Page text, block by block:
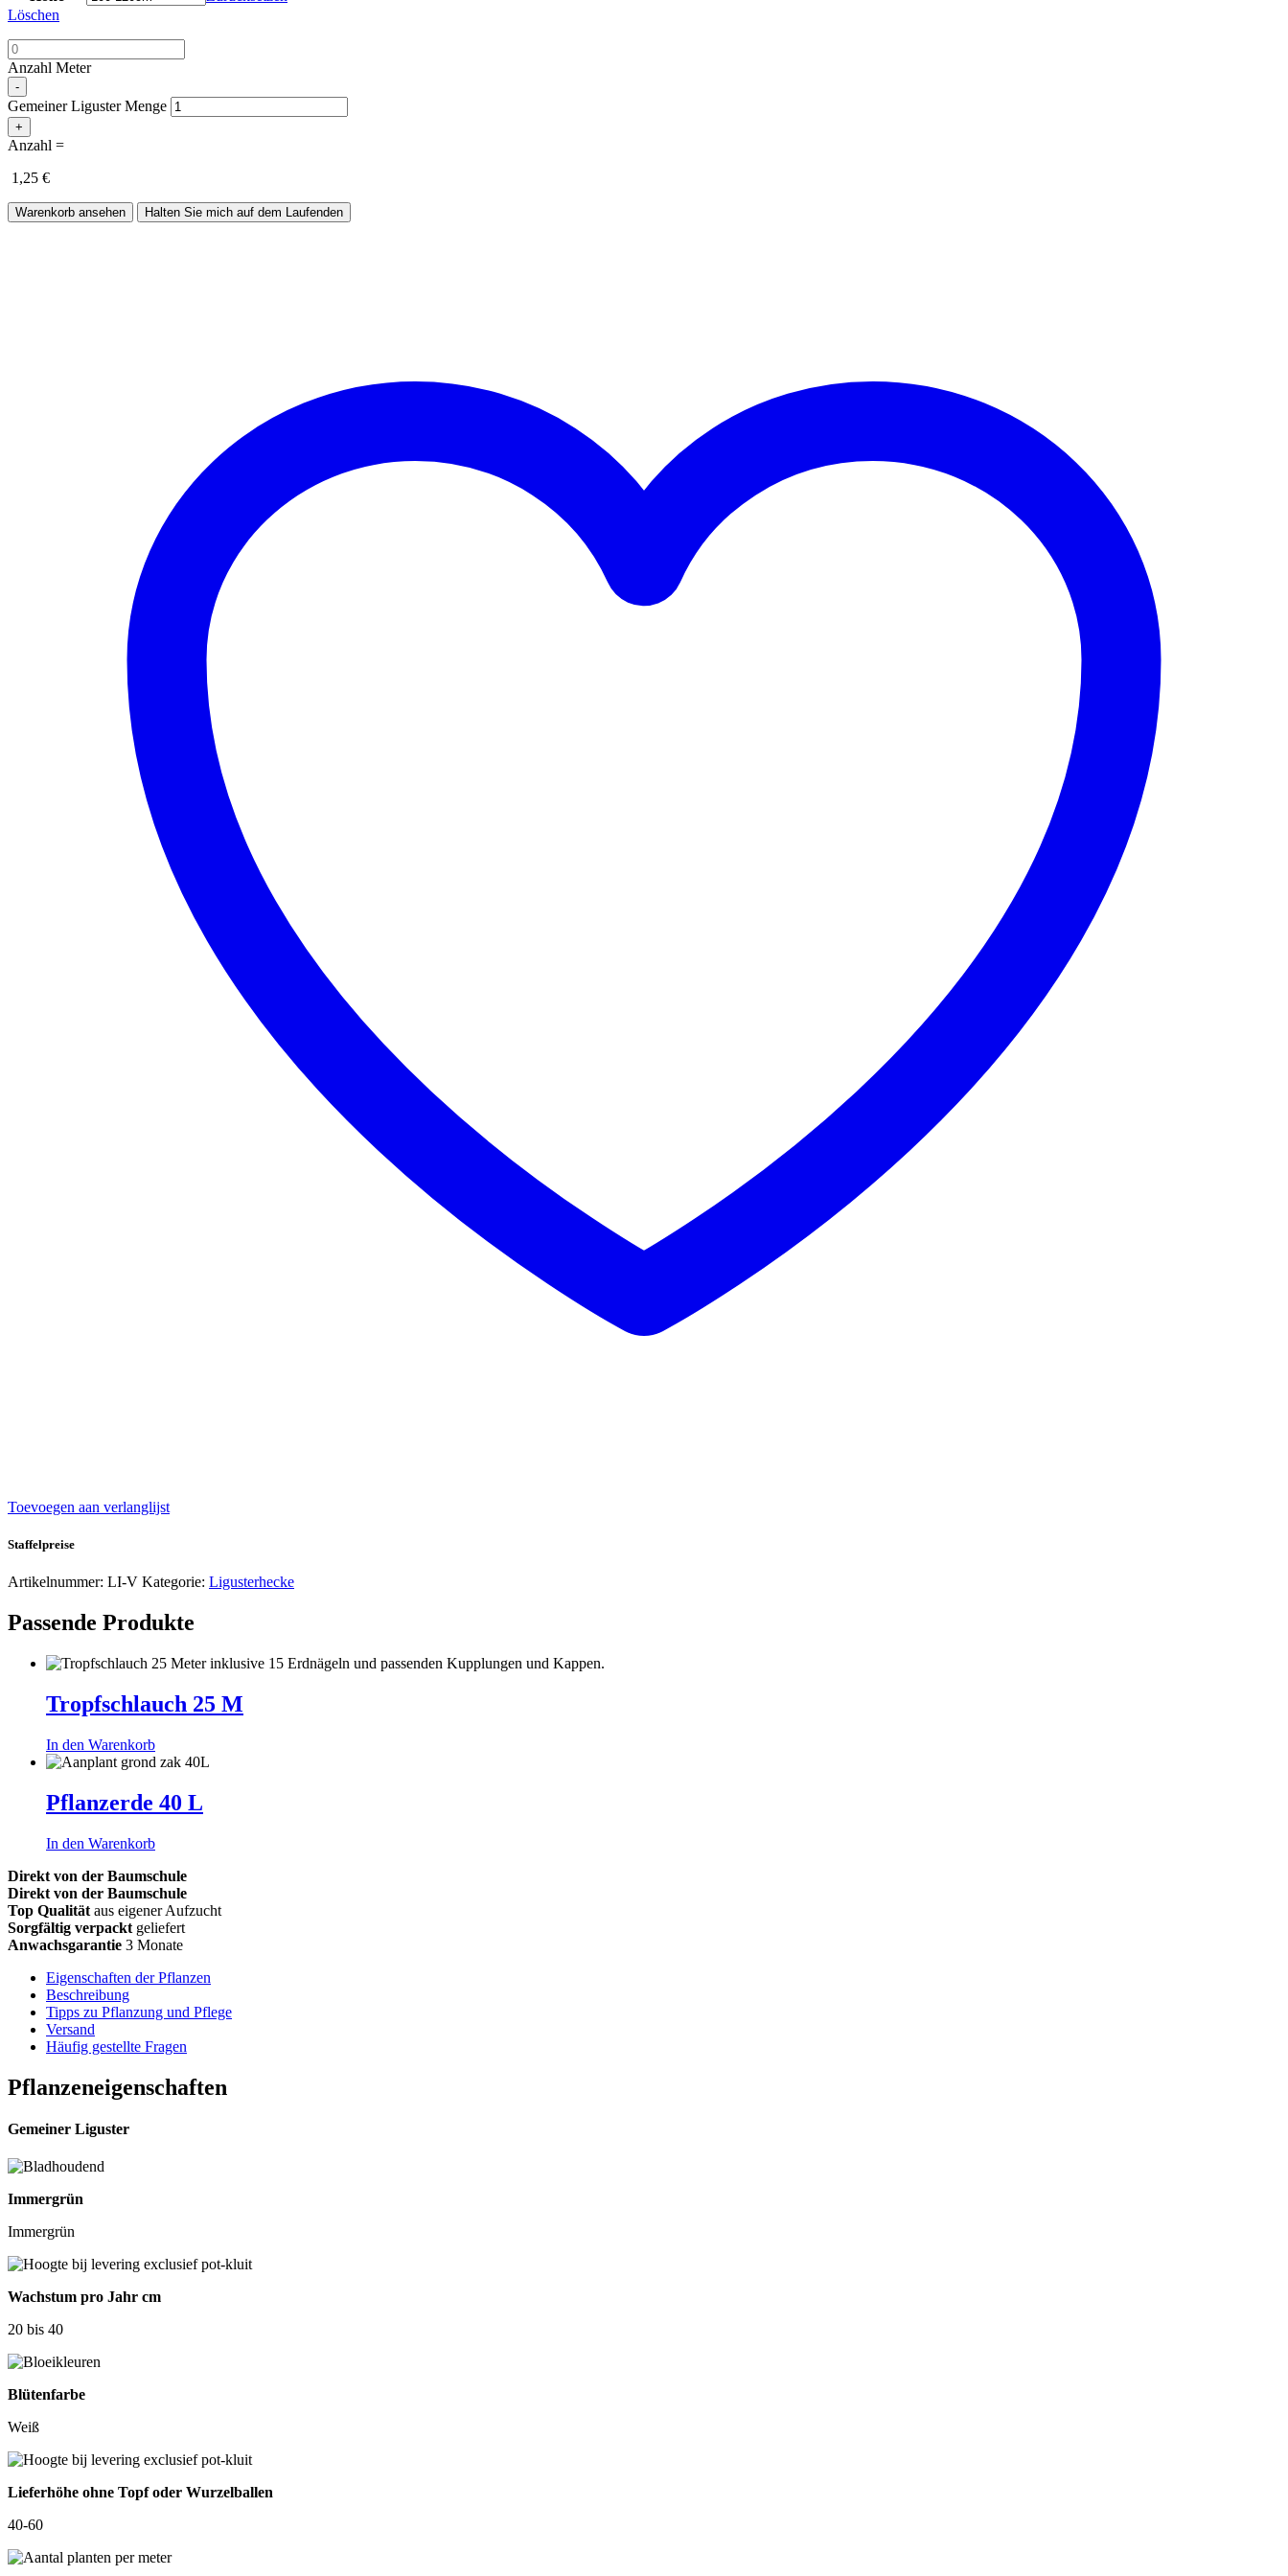
Löschen
Anzahl Meter
-
Gemeiner Liguster Menge
+
Anzahl =
1,25 €
Warenkorb ansehen Halten Sie mich auf dem Laufenden
Toevoegen aan verlanglijst
Staffelpreise
Artikelnummer: LI-V Kategorie: Ligusterhecke
Passende Produkte
Tropfschlauch 25 M
In den Warenkorb
Pflanzerde 40 L
In den Warenkorb
Direkt von der Baumschule
Direkt von der Baumschule
Top Qualität aus eigener Aufzucht
Sorgfältig verpackt geliefert
Anwachsgarantie 3 Monate
Eigenschaften der Pflanzen
Beschreibung
Tipps zu Pflanzung und Pflege
Versand
Häufig gestellte Fragen
Pflanzeneigenschaften
Gemeiner Liguster
Immergrün
Immergrün
Wachstum pro Jahr cm
20 bis 40
Blütenfarbe
Weiß
Lieferhöhe ohne Topf oder Wurzelballen
40-60